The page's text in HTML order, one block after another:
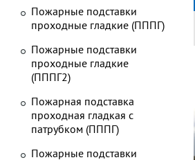
Пожарные подставки
проходные гладкие (ПППГ)
Пожарные подставки
проходные гладкие
(ПППГ2)
Пожарная подставка
проходная гладкая с
патрубком (ПППГ)
Пожарные подставки